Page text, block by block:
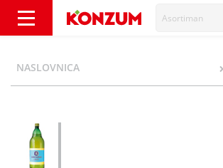
Asortiman
NASLOVNICA